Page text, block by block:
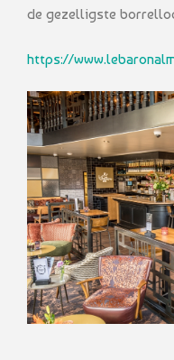
de gezelligste
https://